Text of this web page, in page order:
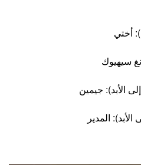
أختي
سيهيوك
الأبد): جيمين
المدير